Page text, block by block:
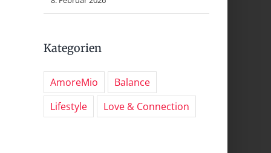
Kategorien
AmoreMio
Balance
Lifestyle
Love & Connection